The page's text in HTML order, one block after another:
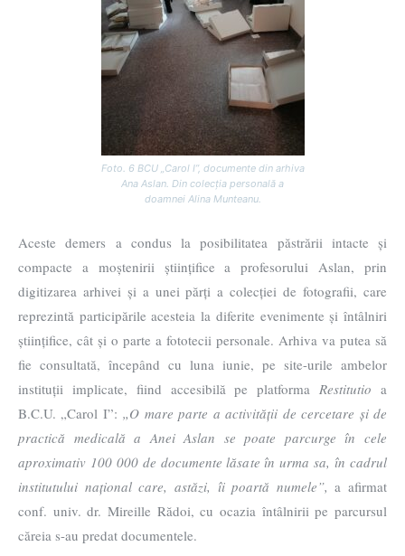
Foto. 6 BCU „Carol I”, documente din arhiva
Ana Aslan. Din colecția personală a
doamnei Alina Munteanu.
Aceste demers a condus la posibilitatea păstrării intacte și
compacte a moștenirii științifice a profesorului Aslan, prin
digitizarea arhivei și a unei părți a colecției de fotografii, care
reprezintă participările acesteia la diferite evenimente și întâlniri
științifice, cât și o parte a fototecii personale. Arhiva va putea să
fie consultată, începând cu luna iunie, pe site-urile ambelor
instituții implicate, fiind accesibilă pe platformaRestitutio a
B.C.U. „Carol I”: „O mare parte a activității de cercetare și de
practică medicală a Anei Aslan se poate parcurge în cele
aproximativ 100 000 de documente lăsate în urma sa, în cadrul
institutului național care, astăzi, îi poartă numele”,a afirmat
conf. univ. dr. Mireille Rădoi, cu ocazia întâlnirii pe parcursul
căreia s-au predat documentele.